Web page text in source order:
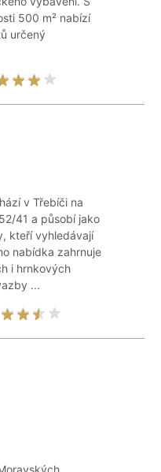
500 m² nabízí
určený
v Třebíči na
41 a působí jako
kteří vyhledávají
nabídka zahrnuje
i hrnkových
...